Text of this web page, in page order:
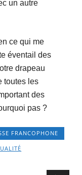
un autre
ce qui me
éventail des
drapeau
toutes les
des
pas ?
FRANCOPHONE